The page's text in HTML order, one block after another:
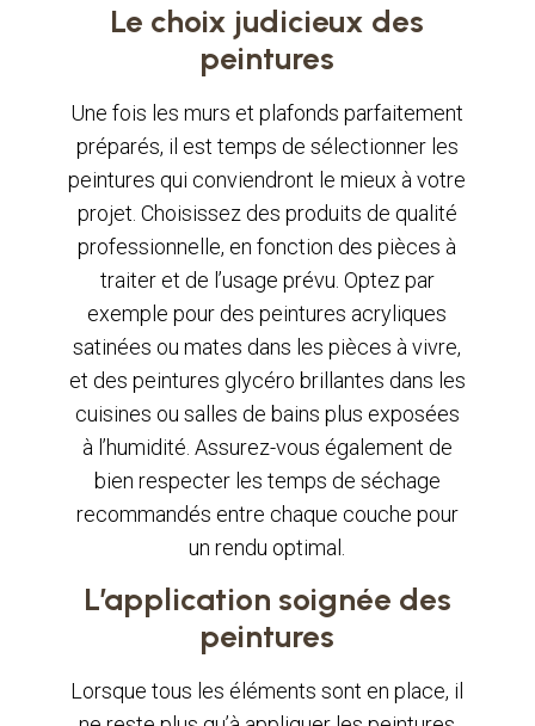
Le choix judicieux des
peintures
Une fois les murs et plafonds parfaitement
préparés, il est temps de sélectionner les
peintures qui conviendront le mieux à votre
projet. Choisissez des produits de qualité
professionnelle, en fonction des pièces à
traiter et de l’usage prévu. Optez par
exemple pour des peintures acryliques
satinées ou mates dans les pièces à vivre,
et des peintures glycéro brillantes dans les
cuisines ou salles de bains plus exposées
à l’humidité. Assurez-vous également de
bien respecter les temps de séchage
recommandés entre chaque couche pour
un rendu optimal.
L’application soignée des
peintures
Lorsque tous les éléments sont en place, il